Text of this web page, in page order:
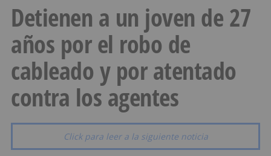
Detienen a un joven de 27
años por el robo de
cableado y por atentado
contra los agentes
Click para leer a la siguiente noticia